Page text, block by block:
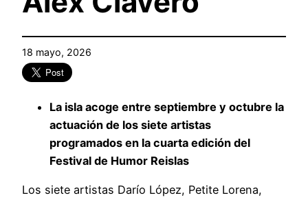
18 mayo, 2026
La isla acoge entre septiembre y octubre la
actuación de los siete artistas
programados en la cuarta edición del
Festival de Humor Reislas
Los siete artistas Darío López, Petite Lorena,